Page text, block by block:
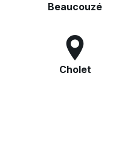
Beaucouzé
Cholet